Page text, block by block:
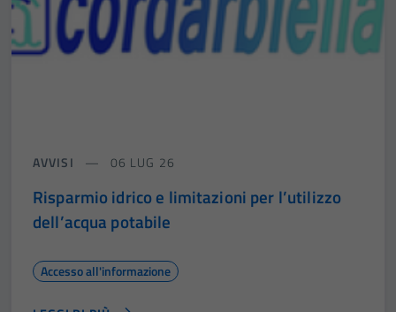
AVVISI 06 LUG 26
Risparmio idrico e limitazioni per l’utilizzo
dell’acqua potabile
Accesso all'informazione